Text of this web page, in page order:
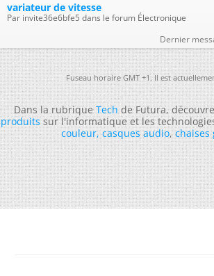
variateur de vitesse
Par invite36e6bfe5 dans le forum Électronique
Dernier
Fuseau horaire GMT +1. Il est
Dans la rubriqueTechde Futura,
produitssur l'informatique et les
couleur,casques audio,chaises